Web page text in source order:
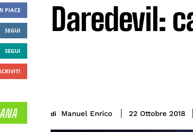
PIACE
SEGUI
SEGUI
Daredevil:
di Manuel Enrico 22 Ottobre 2018